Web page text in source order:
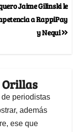
Jaime Gilinski le
a RappiPay
y Nequi
Orillas
periodistas
además
ese que